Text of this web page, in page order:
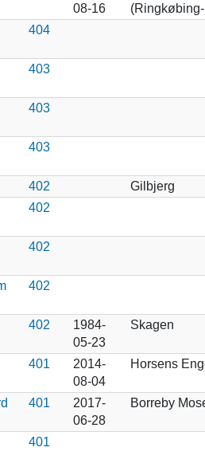
08-16
404
403
403
403
402
Gilbjerg
402
402
402
402
1984-
05-23
Skagen
401
2014-
08-04
Horsens
401
2017-
06-28
Borreby
401